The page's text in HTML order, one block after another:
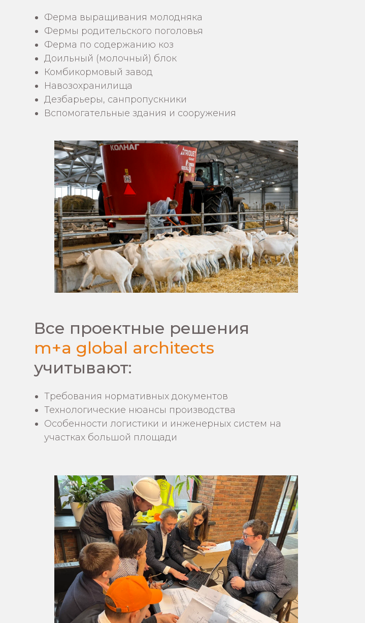
Ферма выращивания молодняка
Фермы родительского поголовья
Ферма по содержанию коз
Доильный (молочный) блок
Комбикормовый завод
Навозохранилища
Дезбарьеры, санпропускники
Вспомогательные здания и сооружения
Все проектные решения
m+a global architects
учитывают:
Требования нормативных документов
Технологические нюансы производства
Особенности логистики и инженерных систем на
участках большой площади